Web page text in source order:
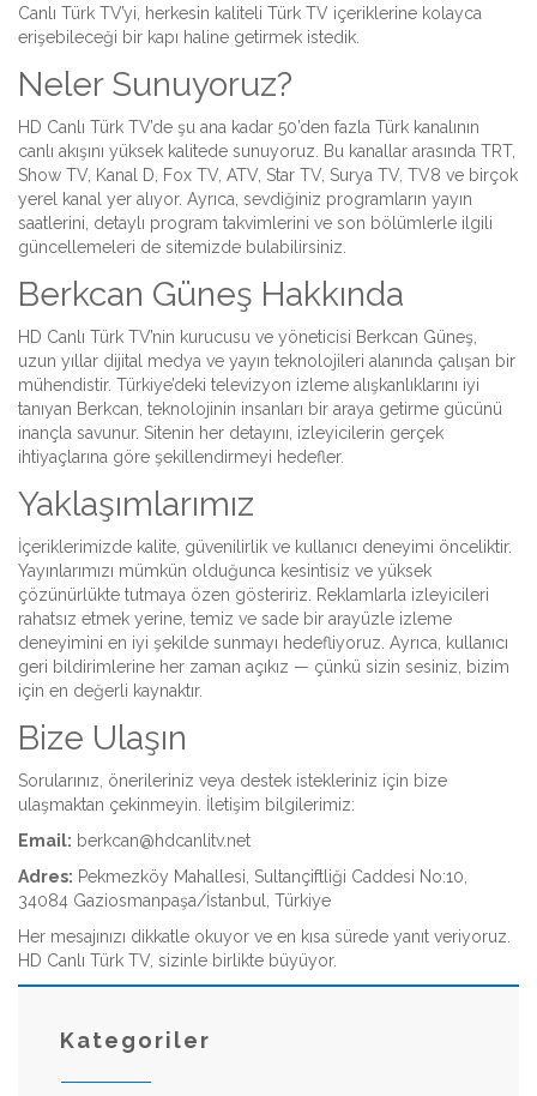
Canlı Türk TV’yi, herkesin kaliteli Türk TV içeriklerine kolayca
erişebileceği bir kapı haline getirmek istedik.
Neler Sunuyoruz?
HD Canlı Türk TV’de şu ana kadar 50’den fazla Türk kanalının
canlı akışını yüksek kalitede sunuyoruz. Bu kanallar arasında TRT,
Show TV, Kanal D, Fox TV, ATV, Star TV, Surya TV, TV8 ve birçok
yerel kanal yer alıyor. Ayrıca, sevdiğiniz programların yayın
saatlerini, detaylı program takvimlerini ve son bölümlerle ilgili
güncellemeleri de sitemizde bulabilirsiniz.
Berkcan Güneş Hakkında
HD Canlı Türk TV’nin kurucusu ve yöneticisi Berkcan Güneş,
uzun yıllar dijital medya ve yayın teknolojileri alanında çalışan bir
mühendistir. Türkiye’deki televizyon izleme alışkanlıklarını iyi
tanıyan Berkcan, teknolojinin insanları bir araya getirme gücünü
inançla savunur. Sitenin her detayını, izleyicilerin gerçek
ihtiyaçlarına göre şekillendirmeyi hedefler.
Yaklaşımlarımız
İçeriklerimizde kalite, güvenilirlik ve kullanıcı deneyimi önceliktir.
Yayınlarımızı mümkün olduğunca kesintisiz ve yüksek
çözünürlükte tutmaya özen gösteririz. Reklamlarla izleyicileri
rahatsız etmek yerine, temiz ve sade bir arayüzle izleme
deneyimini en iyi şekilde sunmayı hedefliyoruz. Ayrıca, kullanıcı
geri bildirimlerine her zaman açıkız — çünkü sizin sesiniz, bizim
için en değerli kaynaktır.
Bize Ulaşın
Sorularınız, önerileriniz veya destek istekleriniz için bize
ulaşmaktan çekinmeyin. İletişim bilgilerimiz:
Email: berkcan@hdcanlitv.net
Adres: Pekmezköy Mahallesi, Sultançiftliği Caddesi No:10,
34084 Gaziosmanpaşa/İstanbul, Türkiye
Her mesajınızı dikkatle okuyor ve en kısa sürede yanıt veriyoruz.
HD Canlı Türk TV, sizinle birlikte büyüyor.
Kategoriler